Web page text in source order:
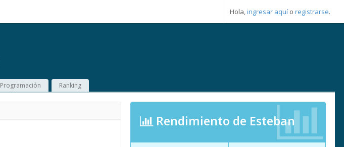
Hola,ingresar aquí o registrarse.
Programación Ranking
Rendimiento de Esteban